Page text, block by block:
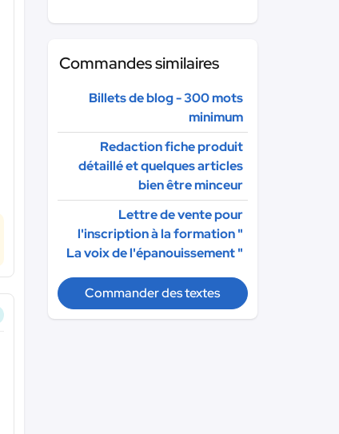
Commandes similaires
Billets de blog - 300 mots
minimum
Redaction fiche produit
détaillé et quelques articles
bien être minceur
Lettre de vente pour
l'inscription à la formation "
La voix de l'épanouissement "
Commander des textes